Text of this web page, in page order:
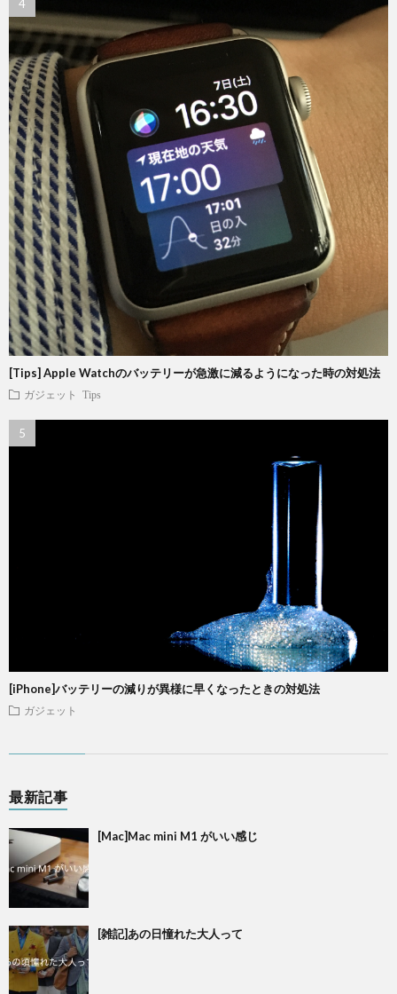
[Tips] Apple Watchのバッテリーが急激に減るようになった時の対処法
ガジェット Tips
[iPhone]バッテリーの減りが異様に早くなったときの対処法
ガジェット
最新記事
[Mac]Mac mini M1 がいい感じ
[雑記]あの日憧れた大人って